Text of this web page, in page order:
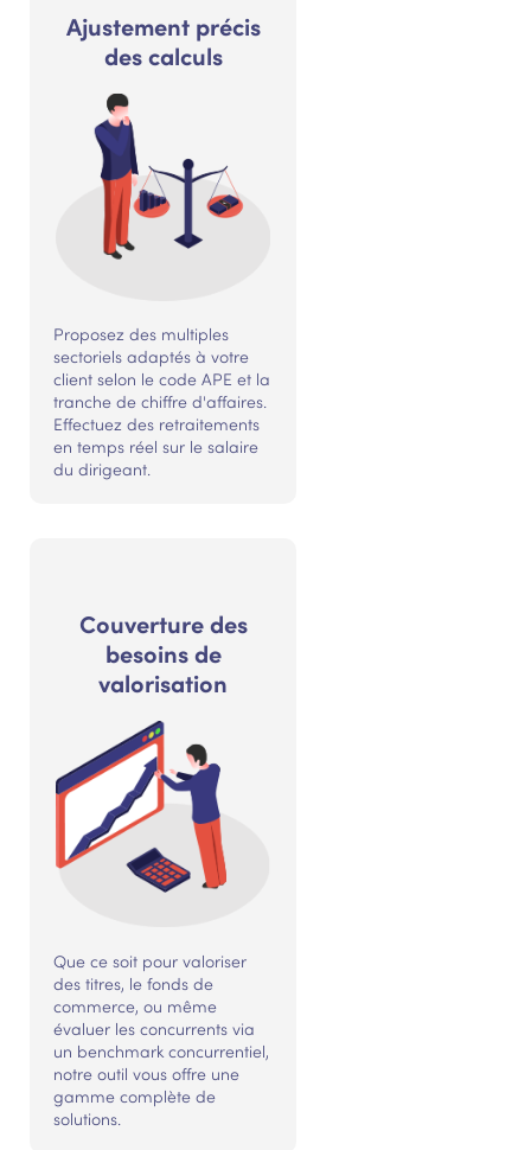
Ajustement précis
des calculs
Proposez des multiples
sectoriels adaptés à votre
client selon le code APE et la
tranche de chiffre d'affaires.
Effectuez des retraitements
en temps réel sur le salaire
du dirigeant.
Couverture des
besoins de
valorisation
Que ce soit pour valoriser
des titres, le fonds de
commerce, ou même
évaluer les concurrents via
un benchmark concurrentiel,
notre outil vous offre une
gamme complète de
solutions.